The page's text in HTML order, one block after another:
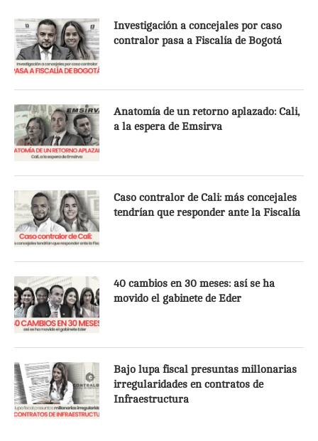
Investigación a concejales por caso
contralor pasa a Fiscalía de Bogotá
Anatomía de un retorno aplazado: Cali,
a la espera de Emsirva
Caso contralor de Cali: más concejales
tendrían que responder ante la Fiscalía
40 cambios en 30 meses: así se ha
movido el gabinete de Eder
Bajo lupa fiscal presuntas millonarias
irregularidades en contratos de
Infraestructura